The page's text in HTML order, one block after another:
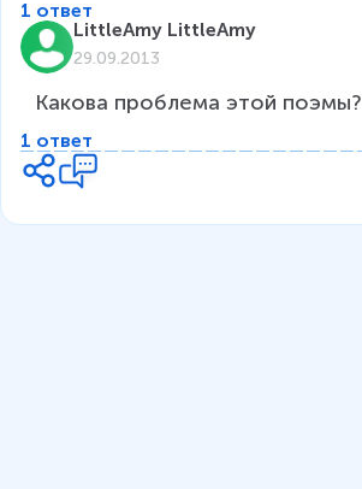
1 ответ
LittleAmy LittleAmy
29.09.2013
Какова проблема этой поэмы?
1 ответ